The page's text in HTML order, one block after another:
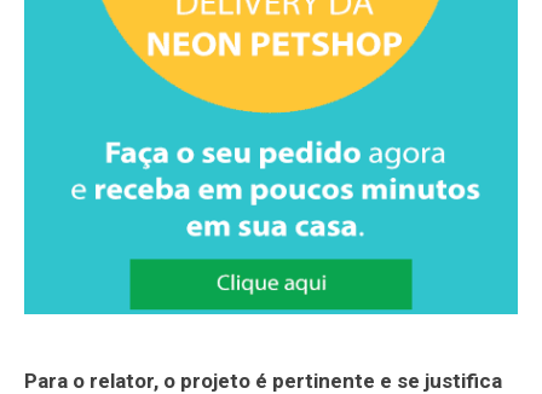
Para o relator, o projeto é pertinente e se justifica